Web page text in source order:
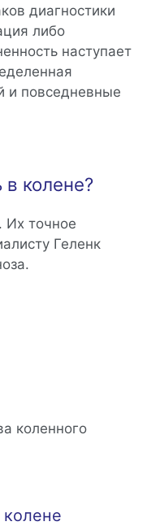
диагностики
либо
наступает
и повседневные
в колене?
Их точное
Геленк
коленного